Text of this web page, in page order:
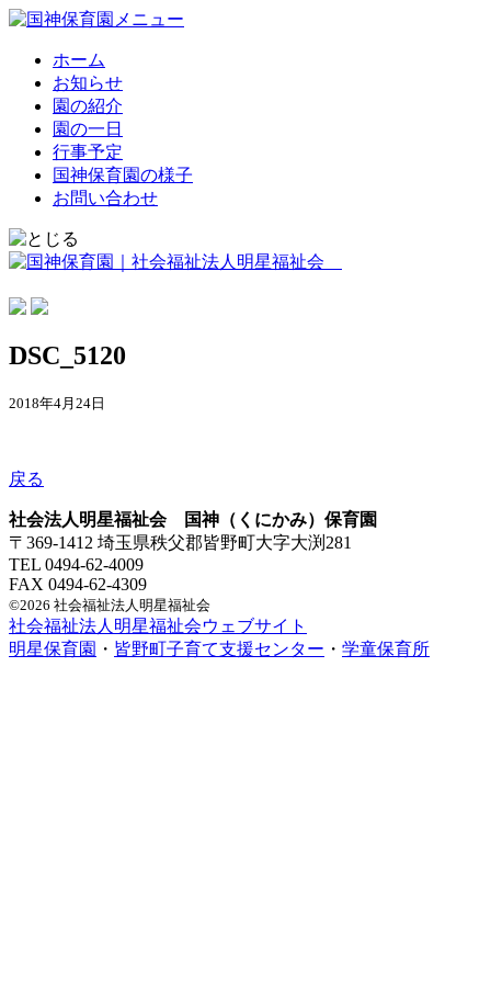
ホーム
お知らせ
園の紹介
園の一日
行事予定
国神保育園の様子
お問い合わせ
DSC_5120
2018年4月24日
戻る
社会法人明星福祉会 国神（くにかみ）保育園
〒369-1412 埼玉県秩父郡皆野町大字大渕281
TEL 0494-62-4009
FAX 0494-62-4309
©2026 社会福祉法人明星福祉会
社会福祉法人明星福祉会ウェブサイト
明星保育園 ・ 皆野町子育て支援センター ・ 学童保育所